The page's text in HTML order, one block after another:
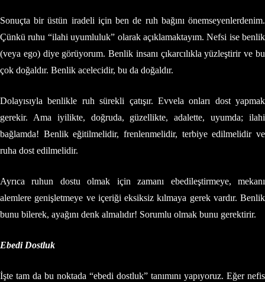
Sonuçta bir üstün iradeli için ben de ruh bağını önemseyenlerdenim.
Çünkü ruhu “ilahi uyumluluk” olarak açıklamaktayım. Nefsi ise benlik
(veya ego) diye görüyorum. Benlik insanı çıkarcılıkla yüzleştirir ve bu
çok doğaldır. Benlik acelecidir, bu da doğaldır.
Dolayısıyla benlikle ruh sürekli çatışır. Evvela onları dost yapmak
gerekir. Ama iyilikte, doğruda, güzellikte, adalette, uyumda; ilahi
bağlamda! Benlik eğitilmelidir, frenlenmelidir, terbiye edilmelidir ve
ruha dost edilmelidir.
Ayrıca ruhun dostu olmak için zamanı ebedileştirmeye, mekanı
alemlere genişletmeye ve içeriği eksiksiz kılmaya gerek vardır. Benlik
bunu bilerek, ayağını denk almalıdır! Sorumlu olmak bunu gerektirir.
Ebedi Dostluk
İşte tam da bu noktada “ebedi dostluk” tanımını yapıyoruz. Eğer nefis